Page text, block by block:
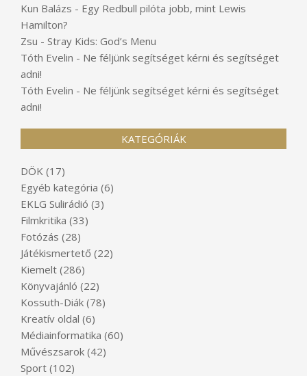
Kun Balázs - Egy Redbull pilóta jobb, mint Lewis
Hamilton?
Zsu - Stray Kids: God’s Menu
Tóth Evelin - Ne féljünk segítséget kérni és segítséget
adni!
Tóth Evelin - Ne féljünk segítséget kérni és segítséget
adni!
KATEGÓRIÁK
DÖK (17)
Egyéb kategória (6)
EKLG Sulirádió (3)
Filmkritika (33)
Fotózás (28)
Játékismertető (22)
Kiemelt (286)
Könyvajánló (22)
Kossuth-Diák (78)
Kreatív oldal (6)
Médiainformatika (60)
Művészsarok (42)
Sport (102)